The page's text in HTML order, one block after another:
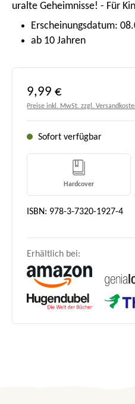
uralte Geheimnisse! - Für
Erscheinungsdatum:
ab 10 Jahren
Regulärer Preis:
9,99 €
Preise inkl. MwSt. zzgl.
Sofort verfügbar
Hardcover
ISBN: 978-3-7320-1927-4
Erhältlich bei: